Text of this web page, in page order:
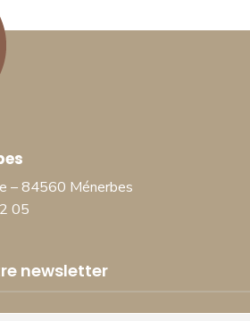
– 84560 Ménerbes
05
newsletter